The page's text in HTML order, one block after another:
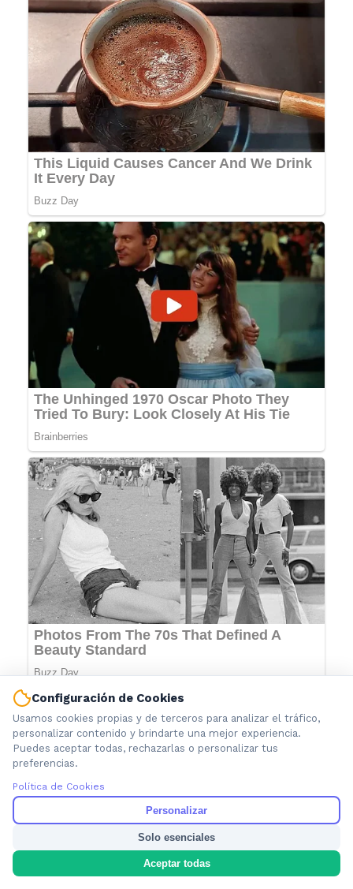
Información local que importa. Noticias de Ensenada, La
Plata y la provincia de Buenos Aires.
Configuración de Cookies
Usamos cookies propias y de terceros para analizar el tráfico,
personalizar contenido y brindarte una mejor experiencia.
Puedes aceptar todas, rechazarlas o personalizar tus
preferencias.
Política de Cookies
Personalizar
Solo esenciales
Aceptar todas